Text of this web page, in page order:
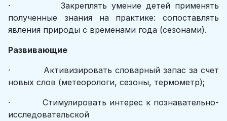
· Закреплять умение детей применять
полученные знания на практике: сопоставлять
явления природы с временами года (сезонами).
Развивающие
· Активизировать словарный запас за счет
новых слов (метеорологи, сезоны, термометр);
· Стимулировать интерес к познавательно-
исследовательской